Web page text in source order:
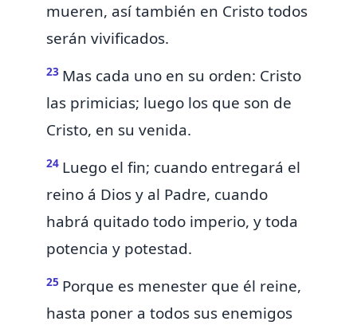
mueren, así también en Cristo todos
serán vivificados.
23 Mas cada uno en su orden: Cristo
las primicias; luego los que son de
Cristo, en su venida.
24 Luego el fin; cuando entregará el
reino á Dios y al Padre, cuando
habrá quitado todo imperio, y toda
potencia y potestad.
25 Porque es menester que él reine,
hasta poner a todos sus enemigos